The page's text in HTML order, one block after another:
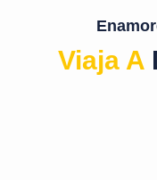
Viaja A